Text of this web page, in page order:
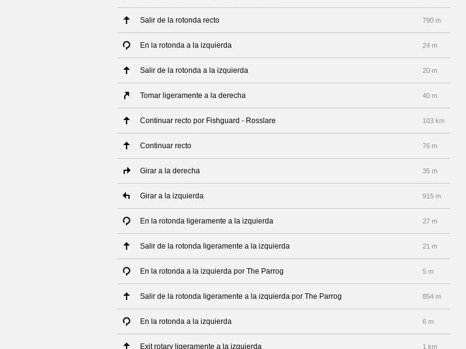
Salir de la rotonda recto 790 m
En la rotonda a la izquierda 24 m
Salir de la rotonda a la izquierda 20 m
Tomar ligeramente a la derecha 40 m
Continuar recto por Fishguard - Rosslare 103 km
Continuar recto 76 m
Girar a la derecha 35 m
Girar a la izquierda 915 m
En la rotonda ligeramente a la izquierda 27 m
Salir de la rotonda ligeramente a la izquierda 21 m
En la rotonda a la izquierda por The Parrog 5 m
Salir de la rotonda ligeramente a la izquierda por The Parrog 854 m
En la rotonda a la izquierda 6 m
Exit rotary ligeramente a la izquierda 1 km